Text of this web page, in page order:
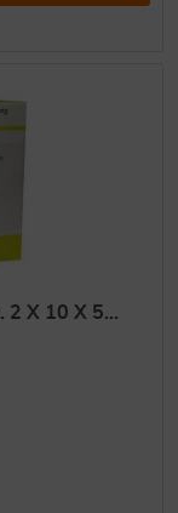
X 10 X 5...